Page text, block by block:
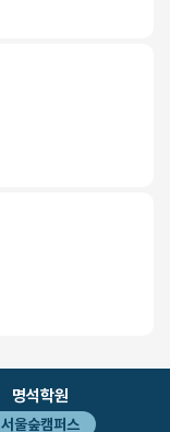
명석학원
서울숲캠퍼스